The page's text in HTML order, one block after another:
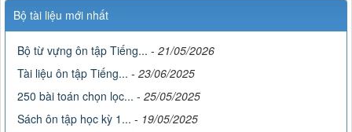
Bộ tài liệu mới nhất
Bộ từ vựng ôn tập Tiếng... - 21/05/2026
Tài liệu ôn tập Tiếng... - 23/06/2025
250 bài toán chọn lọc... - 25/05/2025
Sách ôn tập học kỳ 1... - 19/05/2025